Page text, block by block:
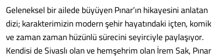
Geleneksel bir ailede büyüyen Pınar’ın hikayesini anlatan
dizi; karakterimizin modern şehir hayatındaki içten, komik
ve zaman zaman hüzünlü sürecini seyirciyle paylaşıyor.
Kendisi de Sivaslı olan ve hemşehrim olan İrem Sak, Pınar